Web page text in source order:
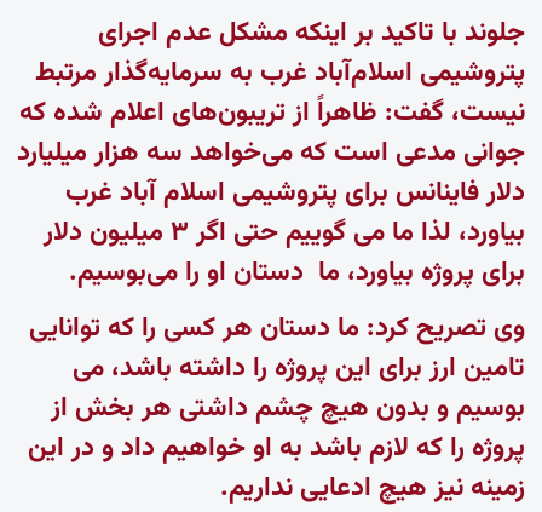
جلوند با تاکید بر اینکه مشکل عدم اجرای
پتروشیمی اسلام‌آباد غرب به سرمایه‌گذار مرتبط
نیست، گفت: ظاهراً از تریبون‌های اعلام شده که
جوانی مدعی است که می‌خواهد سه هزار میلیارد
دلار فاینانس برای پتروشیمی اسلام آباد غرب
بیاورد، لذا ما می گوییم حتی اگر ۳ میلیون دلار
برای پروژه بیاورد، ما دستان او را می‌بوسیم.
وی تصریح کرد: ما دستان هر کسی را که توانایی
تامین ارز برای این پروژه را داشته باشد، می
بوسیم و بدون هیچ چشم داشتی هر بخش از
پروژه را که لازم باشد به او خواهیم داد و در این
زمینه نیز هیچ ادعایی نداریم.